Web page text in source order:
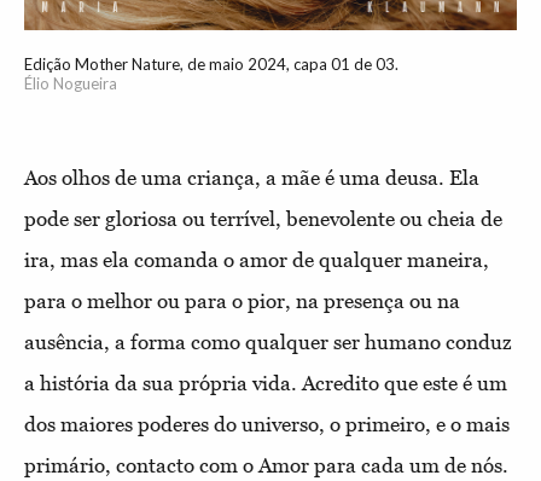
Edição Mother Nature, de maio 2024, capa 01 de 03.
Élio Nogueira
Aos olhos de uma criança, a mãe é uma deusa. Ela
pode ser gloriosa ou terrível, benevolente ou cheia de
ira, mas ela comanda o amor de qualquer maneira,
para o melhor ou para o pior, na presença ou na
ausência, a forma como qualquer ser humano conduz
a história da sua própria vida. Acredito que este é um
dos maiores poderes do universo, o primeiro, e o mais
primário, contacto com o Amor para cada um de nós.